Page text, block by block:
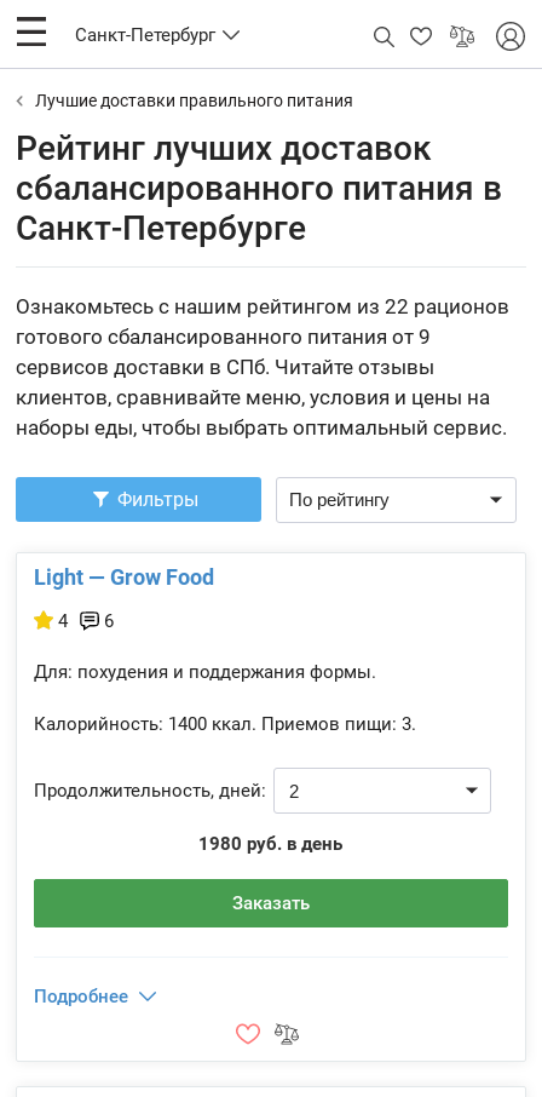
Санкт-Петербург
Лучшие доставки правильного питания
Рейтинг лучших доставок
сбалансированного питания в
Санкт-Петербурге
Ознакомьтесь с нашим рейтингом из 22 рационов
готового сбалансированного питания от 9
сервисов доставки в СПб. Читайте отзывы
клиентов, сравнивайте меню, условия и цены на
наборы еды, чтобы выбрать оптимальный сервис.
Фильтры
Light — Grow Food
4 6
Для: похудения и поддержания формы.
Калорийность: 1400 ккал. Приемов пищи: 3.
Продолжительность, дней:
1980 руб. в день
Заказать
Подробнее